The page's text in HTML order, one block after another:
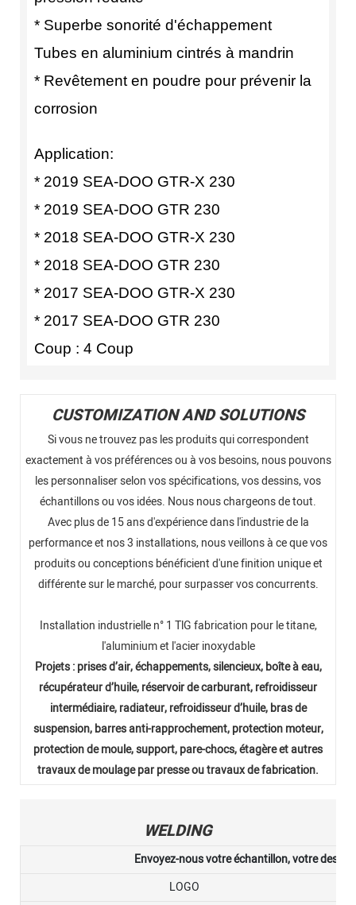
* Superbe sonorité d'échappement
Tubes en aluminium cintrés à mandrin
* Revêtement en poudre pour prévenir la
corrosion
Application:
* 2019 SEA-DOO GTR-X 230
* 2019 SEA-DOO GTR 230
* 2018 SEA-DOO GTR-X 230
* 2018 SEA-DOO GTR 230
* 2017 SEA-DOO GTR-X 230
* 2017 SEA-DOO GTR 230
Coup : 4 Coup
CUSTOMIZATION AND SOLUTIONS
Si vous ne trouvez pas les produits qui correspondent
exactement à vos préférences ou à vos besoins, nous pouvons
les personnaliser selon vos spécifications, vos dessins, vos
échantillons ou vos idées. Nous nous chargeons de tout.
Avec plus de 15 ans d'expérience dans l'industrie de la
performance et nos 3 installations, nous veillons à ce que vos
produits ou conceptions bénéficient d'une finition unique et
différente sur le marché, pour surpasser vos concurrents.
Installation industrielle n° 1 TlG fabrication pour le titane,
l'aluminium et l'acier inoxydable
Projets : prises d’air, échappements, silencieux, boîte à eau,
récupérateur d’huile, réservoir de carburant, refroidisseur
intermédiaire, radiateur, refroidisseur d’huile, bras de
suspension, barres anti-rapprochement, protection moteur,
protection de moule, support, pare-chocs, étagère et autres
travaux de moulage par presse ou travaux de fabrication.
WELDING
Envoyez-nous votre échantillon, votre
LOGO